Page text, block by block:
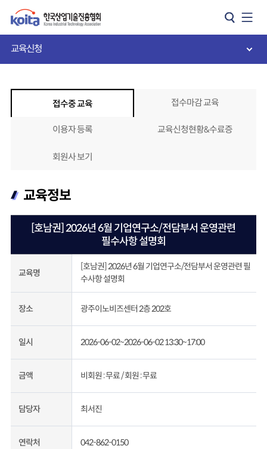
교육신청
접수중 교육 접수마감 교육
이용자 등록 교육신청현황&수료증
회원사 보기
교육정보
[호남권] 2026년 6월 기업연구소/전담부서 운영관련
필수사항 설명회
교육명
[호남권] 2026년 6월 기업연구소/전담부서 운영관련 필
수사항 설명회
장소 광주이노비즈센터 2층 202호
일시 2026-06-02~2026-06-02 13:30~17:00
금액 비회원 : 무료 /회원 : 무료
담당자 최서진
연락처 042-862-0150